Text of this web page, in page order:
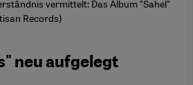
vermittelt: Das Album "Sahel"
Records)
neu aufgelegt